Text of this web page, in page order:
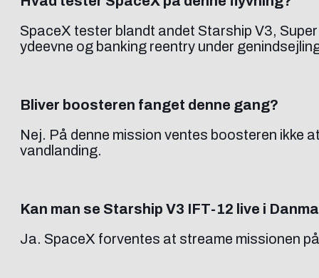
SpaceX tester blandt andet Starship V3,
ydeevne og banking reentry under
Bliver boosteren fanget denne gang?
Nej. På denne mission ventes boosteren ikke
vandlanding.
Kan man se Starship V3 IFT-12 live i
Ja. SpaceX forventes at streame missionen